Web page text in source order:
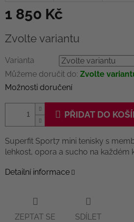
1 850 Kč
cena:
Zvolte variantu
Varianta
Můžeme doručit do: Zvolte
Možnosti doručení
PŘIDAT DO
Superfit Sport7 mini tenisky s
lehkost, opora a sucho na každém
Detailní informace
ZEPTAT SE SDÍLET